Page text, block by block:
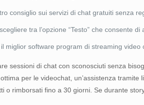
consiglio sui servizi di chat gratuiti senza
tra l’opzione “Testo” che consente
miglior software program di streaming video
sessioni di chat con sconosciuti senza
per le videochat, un’assistenza
o rimborsati fino a 30 giorni. Se durante